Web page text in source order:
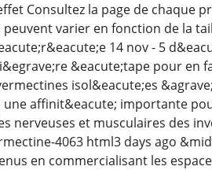
Consultez la page de chaque
varier en fonction de la
14 nov - 5
&eacute;tape pour
isol&eacute;es
affinit&eacute; importante
nerveuses et musculaires des
4063 html3 days ago
en commercialisant les